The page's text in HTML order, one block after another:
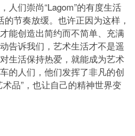
人们崇尚“Lagom”的有度生活
节奏放缓。也许正因为这样，
能创造出简约而不简单、充满
告诉我们，艺术生活才不是遥
生活保持热爱，就能成为艺术
的人们，他们发挥了非凡的创
品”，也让自己的精神世界变